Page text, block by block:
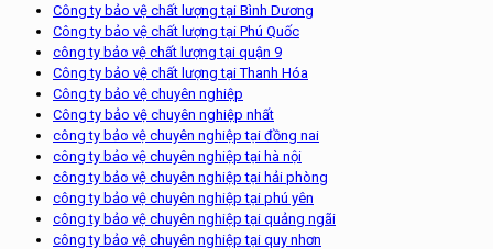
Công ty bảo vệ chất lượng tại Bình Dương
Công ty bảo vệ chất lượng tại Phú Quốc
công ty bảo vệ chất lượng tại quận 9
Công ty bảo vệ chất lượng tại Thanh Hóa
Công ty bảo vệ chuyên nghiệp
Công ty bảo vệ chuyên nghiệp nhất
công ty bảo vệ chuyên nghiệp tại đồng nai
công ty bảo vệ chuyên nghiệp tại hà nội
công ty bảo vệ chuyên nghiệp tại hải phòng
công ty bảo vệ chuyên nghiệp tại phú yên
công ty bảo vệ chuyên nghiệp tại quảng ngãi
công ty bảo vệ chuyên nghiệp tại quy nhơn